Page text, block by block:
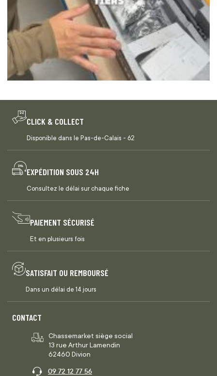
CLICK & COLLECT
Disponible dans le Pas-de-Calais - 62
EXPÉDITION SOUS 24H
Consultez le délai sur chaque fiche
PAIEMENT SÉCURISÉ
Et en plusieurs fois
SATISFAIT OU REMBOURSÉ
Dans un délai de 14 jours
CONTACT
Chassemarket siège social
13 rue Arthur Lamendin
62460 Divion
09 72 12 77 56